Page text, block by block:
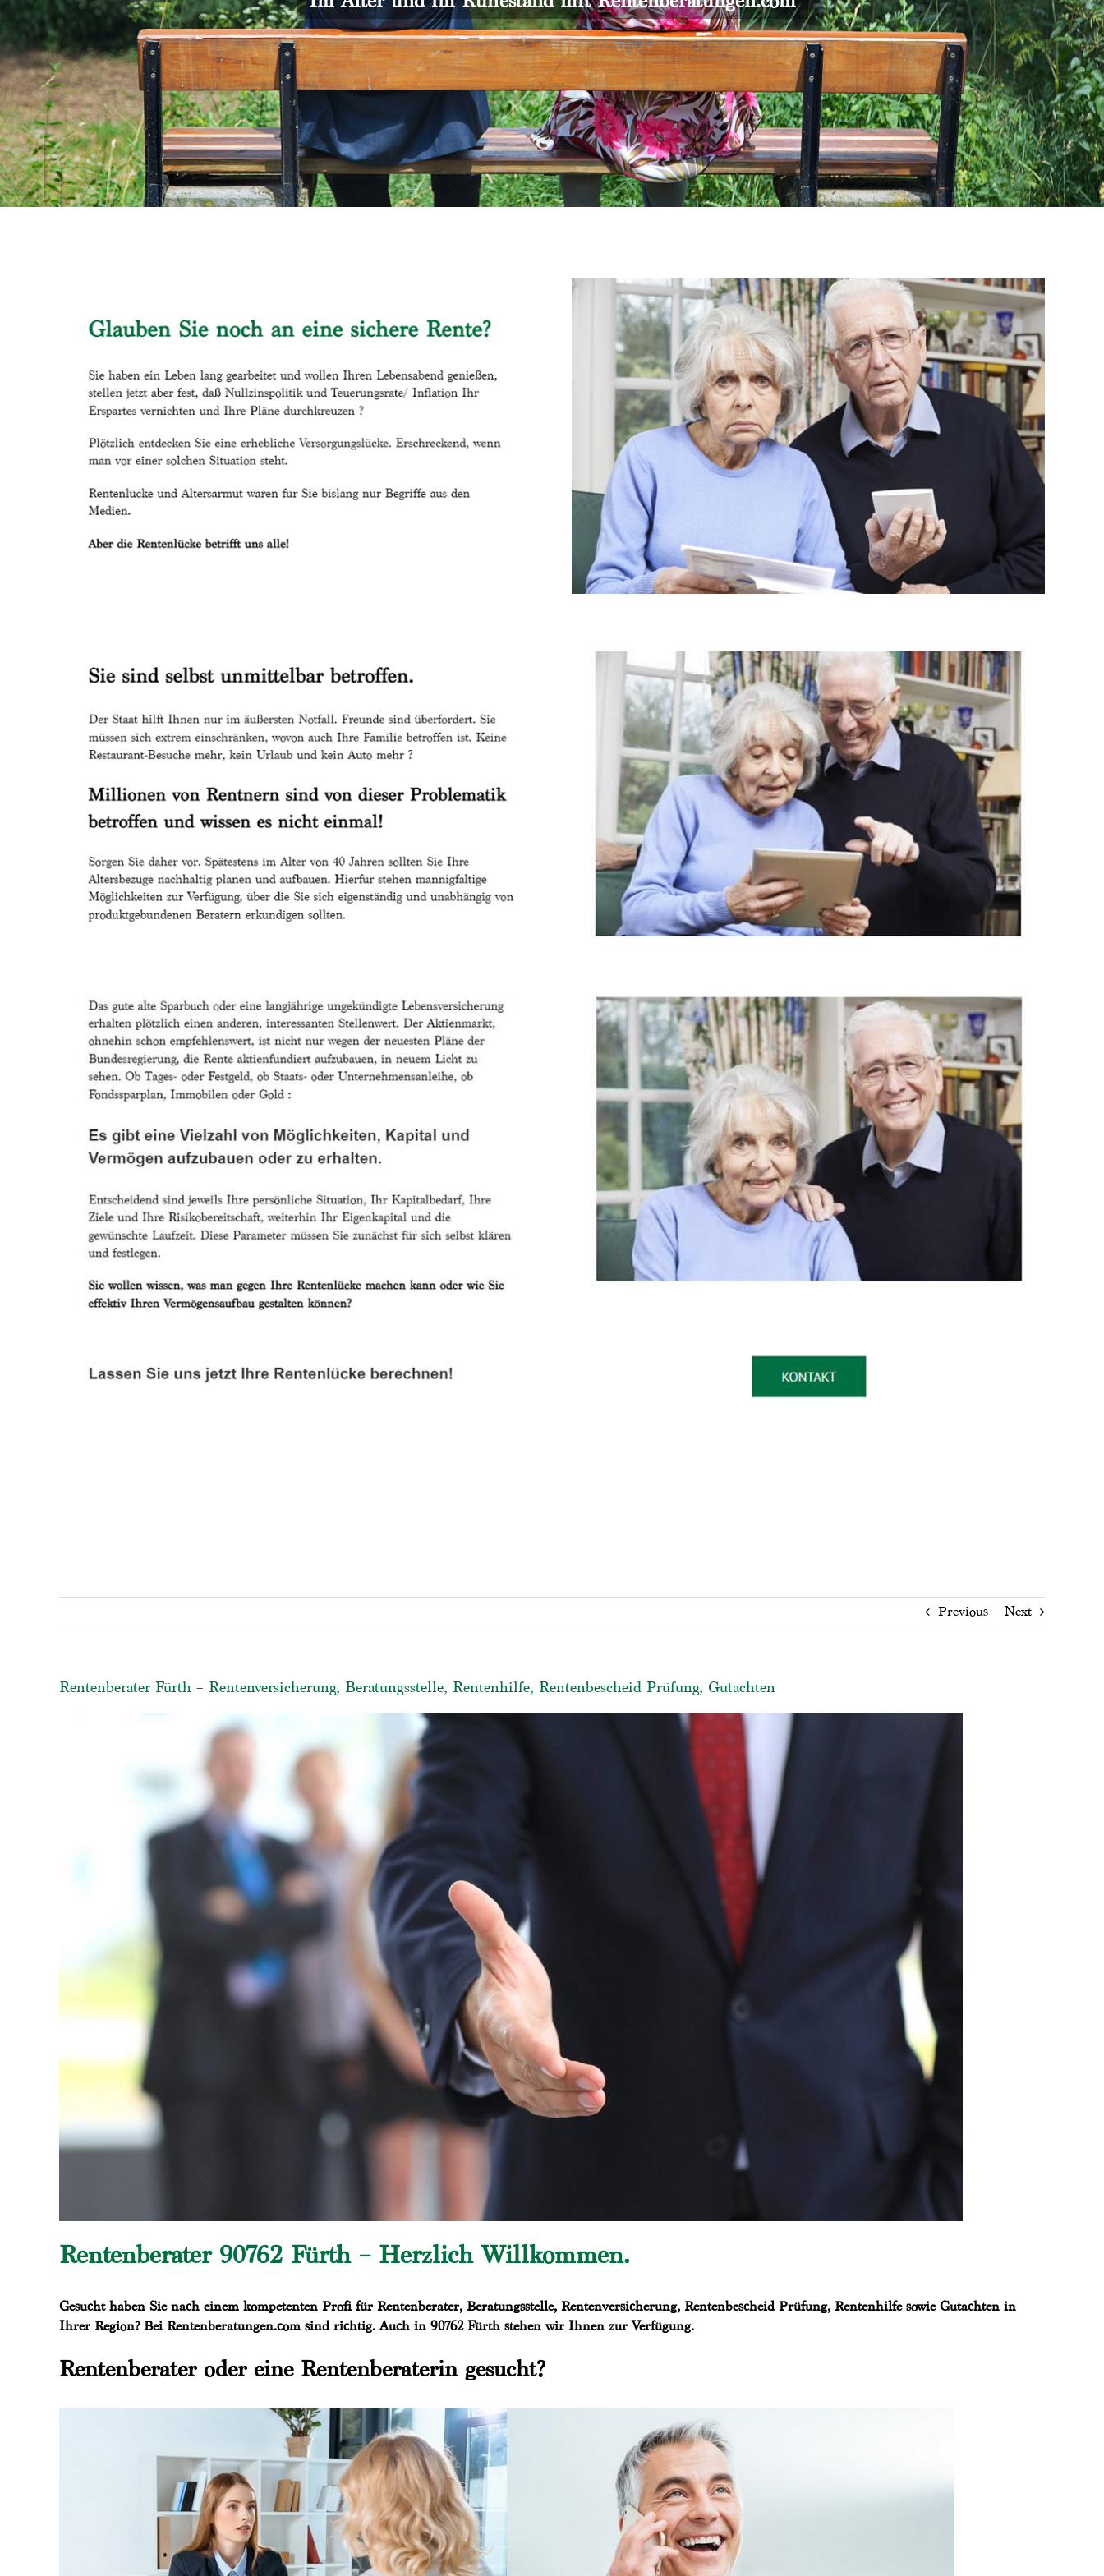
Previous Next
Rentenberater Fürth – Rentenversicherung, Beratungsstelle, Rentenhilfe, Rentenbescheid Prüfung, Gutachten
Rentenberater 90762 Fürth – Herzlich Willkommen.
Gesucht haben Sie nach einem kompetenten Profi für Rentenberater, Beratungsstelle, Rentenversicherung, Rentenbescheid Prüfung, Rentenhilfe sowie Gutachten in
Ihrer Region? Bei Rentenberatungen.com sind richtig. Auch in 90762 Fürth stehen wir Ihnen zur Verfügung.
Rentenberater oder eine Rentenberaterin gesucht?